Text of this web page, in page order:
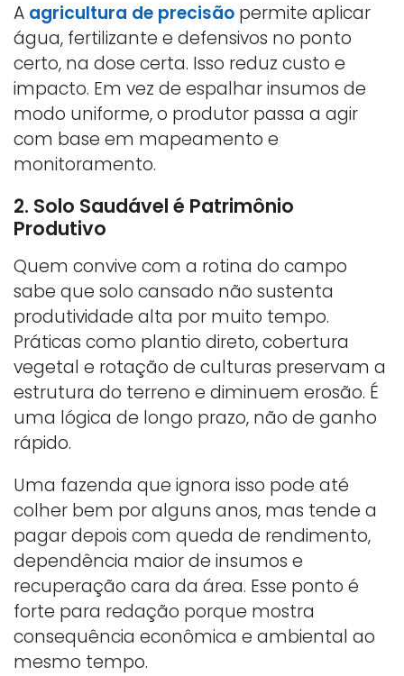
A agricultura de precisão permite aplicar
água, fertilizante e defensivos no ponto
certo, na dose certa. Isso reduz custo e
impacto. Em vez de espalhar insumos de
modo uniforme, o produtor passa a agir
com base em mapeamento e
monitoramento.
2. Solo Saudável é Patrimônio
Produtivo
Quem convive com a rotina do campo
sabe que solo cansado não sustenta
produtividade alta por muito tempo.
Práticas como plantio direto, cobertura
vegetal e rotação de culturas preservam a
estrutura do terreno e diminuem erosão. É
uma lógica de longo prazo, não de ganho
rápido.
Uma fazenda que ignora isso pode até
colher bem por alguns anos, mas tende a
pagar depois com queda de rendimento,
dependência maior de insumos e
recuperação cara da área. Esse ponto é
forte para redação porque mostra
consequência econômica e ambiental ao
mesmo tempo.